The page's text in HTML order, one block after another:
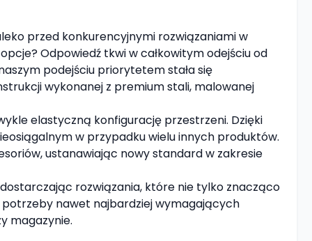
przed konkurencyjnymi rozwiązaniami w
Odpowiedź tkwi w całkowitym odejściu od
podejściu priorytetem stała się
wykonanej z premium stali, malowanej
elastyczną konfigurację przestrzeni. Dzięki
w przypadku wielu innych produktów.
ustanawiając nowy standard w zakresie
rozwiązania, które nie tylko znacząco
potrzeby nawet najbardziej wymagających
magazynie.